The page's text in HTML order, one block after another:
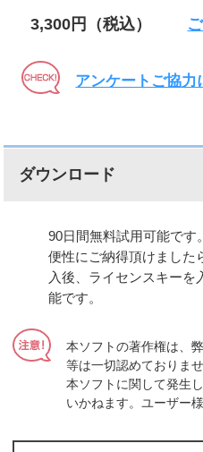
3,300円（税込）
アンケートご協力
ダウンロード
90日間無料試用可能です
便性にご納得頂けました
入後、ライセンスキー
能です。
本ソフトの著作権は、
等は一切認めておりませ
本ソフトに関して発生
いかねます。ユーザー